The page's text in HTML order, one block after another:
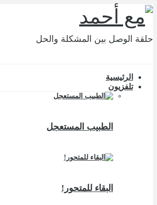
حلقة الوصل بين المشكلة والحل
الرئيسية
تلفزيون
الطبيب المستعجل
البقاء للمتحور!